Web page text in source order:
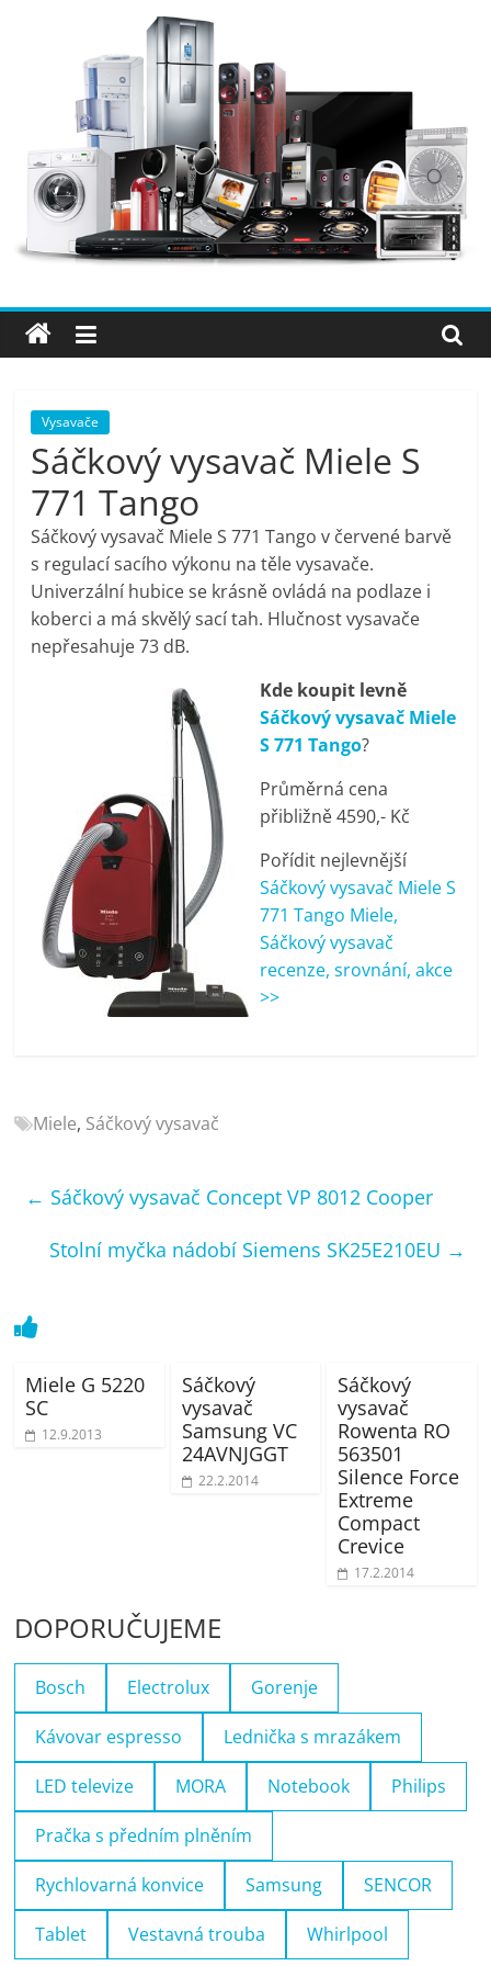
Elektro
OK
–
nejlepší
elektronika
porovnání,
pračky,
televize,
notebooky,
mobilní
telefony,
kávovary,
bazény
Nejlepší
elektronika
televize,
telefony,
bazény
Vysavače
Sáčkový vysavač Miele S
771 Tango
Sáčkový vysavač Miele S 771 Tango v červené barvě
s regulací sacího výkonu na těle vysavače.
Univerzální hubice se krásně ovládá na podlaze i
koberci a má skvělý sací tah. Hlučnost vysavače
nepřesahuje 73 dB.
Kde koupit levně
Sáčkový vysavač Miele
S 771 Tango?
Průměrná cena
přibližně 4590,- Kč
Pořídit nejlevnější
Sáčkový vysavač Miele S
771 Tango Miele,
Sáčkový vysavač
recenze, srovnání, akce
>>
Miele, Sáčkový vysavač
← Sáčkový vysavač Concept VP 8012 Cooper
Stolní myčka nádobí Siemens SK25E210EU →
Miele G 5220
SC
12.9.2013
Sáčkový
vysavač
Samsung VC
24AVNJGGT
22.2.2014
Sáčkový
vysavač
Rowenta RO
563501
Silence Force
Extreme
Compact
Crevice
17.2.2014
DOPORUČUJEME
Bosch Electrolux Gorenje
Kávovar espresso Lednička s mrazákem
LED televize MORA Notebook Philips
Pračka s předním plněním
Rychlovarná konvice Samsung SENCOR
Tablet Vestavná trouba Whirlpool